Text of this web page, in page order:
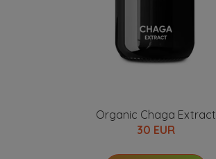
Organic Chaga Extract
30 EUR